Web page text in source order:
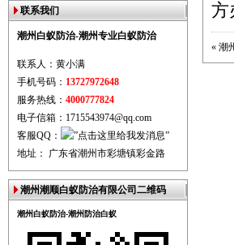
联系我们
潮州白蚁防治-潮州专业白蚁防治
联系人：黄小满
手机号码： 13727972648
服务热线： 4000777824
电子信箱：1715543974@qq.com
客服QQ：
地址： 广东省潮州市彩塘镇彩金路
潮州潮顺白蚁防治有限公司二维码
潮州白蚁防治-潮州防治白蚁
方
« 潮